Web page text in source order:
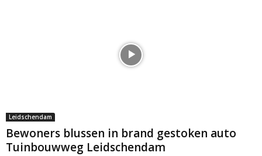
Leidschendam
Bewoners blussen in brand gestoken auto
Tuinbouwweg Leidschendam